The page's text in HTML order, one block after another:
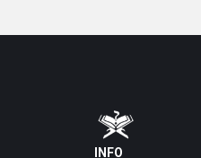
Footer
INFO